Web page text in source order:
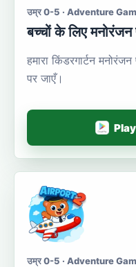
उम्र 0-5 · Adventure
बच्चों के लिए मनोरंजन
हमारा किंडरगार्टन
पर जाएँ।
उम्र 0-5 · Adventure